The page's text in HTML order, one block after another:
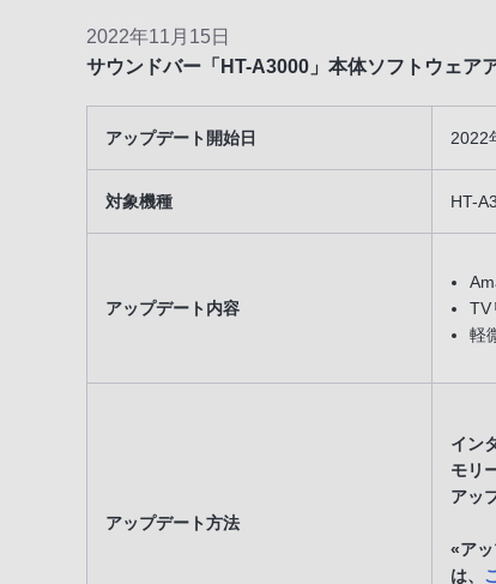
2022年11月15日
サウンドバー「HT-A3000」本体ソフトウェア
アップデート開始日 2022
対象機種 HT-
アップデート内容
TV
軽
アップデート方法
イン
モリ
アッ
«ア
は、